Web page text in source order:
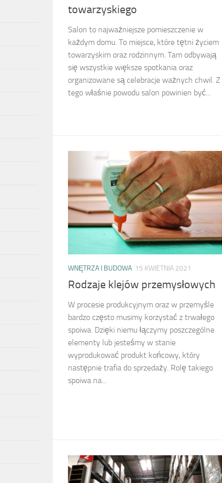
towarzyskiego
Salon to najważniejsze pomieszczenie w
każdym domu. To miejsce, które tętni życiem
towarzyskim oraz rodzinnym. Tam odbywają
się wszystkie większe spotkania oraz
organizowane są celebracje ważnych chwil. Z
tego właśnie powodu salon powinien być...
WNĘTRZA I BUDOWA 15 KWIETNIA 2021
Rodzaje klejów przemysłowych
W procesie produkcyjnym oraz w przemyśle
bardzo często musimy korzystać z trwałego
spoiwa. Dzięki niemu łączymy poszczególne
elementy lub jesteśmy w stanie
wyprodukować produkt końcowy, który
następnie trafia do sprzedaży. Rolę takiego
spoiwa na...